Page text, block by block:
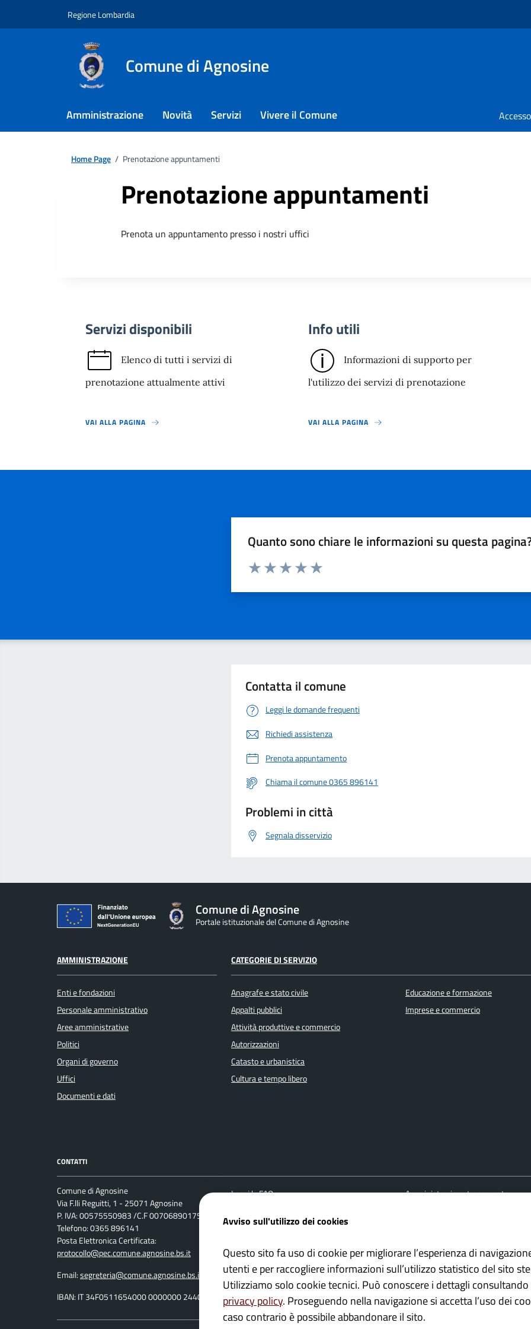
Regione Lombardia
Comune di Agnosine
Amministrazione Novità Servizi Vivere il Comune
Home Page / Prenotazione appuntamenti
Prenotazione appuntamenti
Prenota un appuntamento presso i nostri uffici
Servizi disponibili
Elenco di tutti i servizi di
prenotazione attualmente attivi
VAI ALLA PAGINA
Info utili
Informazioni di supporto per
l'utilizzo dei servizi di prenotazione
VAI ALLA PAGINA
Quanto sono chiare le informazioni su questa
Valuta da 1 a 5 stelle la pagina
Contatta il comune
Leggi le domande frequenti
Richiedi assistenza
Prenota appuntamento
Chiama il comune 0365 896141
Problemi in città
Segnala disservizio
Comune di Agnosine
Portale istituzionale del Comune di Agnosine
AMMINISTRAZIONE
Enti e fondazioni
Personale amministrativo
Aree amministrative
Politici
Organi di governo
Uffici
Documenti e dati
CATEGORIE DI SERVIZIO
Anagrafe e stato civile
Appalti pubblici
Attività produttive e commercio
Autorizzazioni
Catasto e urbanistica
Cultura e tempo libero
Educazione e formazione
Imprese e commercio
CONTATTI
Comune di Agnosine
Via F.lli Reguitti, 1 - 25071 Agnosine
P. IVA: 00575550983 /C.F 00706890175
Telefono: 0365 896141
Posta Elettronica Certificata:
protocollo@pec.comune.agnosine.bs.it
Email:segreteria@comune.agnosine.bs.it
IBAN: IT 34F0511654000 0000000 24400
Leggi le FAQ
Segnalazione disservizio
Amministrazione trasparente
Albo pretorio
Dichiarazione di accessibilità
Avviso sull'utilizzo dei cookies
Questo sito fa uso di cookie per migliorare l’esperienza di
utenti e per raccogliere informazioni sull’utilizzo statistico del sito
Utilizziamo solo cookie tecnici. Può conoscere i dettagli
privacy policy. Proseguendo nella navigazione si accetta l’uso dei
caso contrario è possibile abbandonare il sito.